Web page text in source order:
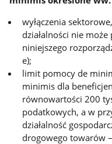
wyłączenia
działalności nie
niniejszego
e);
limit pomocy de
minimis dla
równowartości 200
podatkowych, a w
działalność
drogowego towarów